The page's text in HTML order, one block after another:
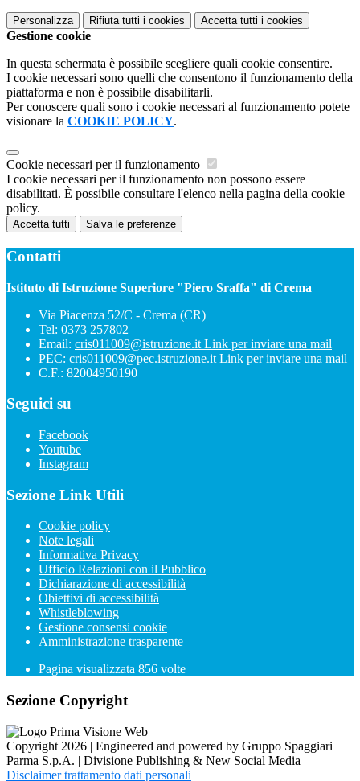
Personalizza Rifiuta tutti i cookies Accetta tutti i cookies
Gestione cookie
In questa schermata è possibile scegliere quali cookie consentire.
I cookie necessari sono quelli che consentono il funzionamento della
piattaforma e non è possibile disabilitarli.
Per conoscere quali sono i cookie necessari al funzionamento potete
visionare la COOKIE POLICY.
Cookie necessari per il funzionamento
I cookie necessari per il funzionamento non possono essere
disabilitati. È possibile consultare l'elenco nella pagina della cookie
policy.
Accetta tutti Salva le preferenze
Contatti
Istituto di Istruzione Superiore "Piero Sraffa" di Crema
Via Piacenza 52/C - Crema (CR)
Tel: 0373 257802
Email: cris011009@istruzione.it Link per inviare una mail
PEC: cris011009@pec.istruzione.it Link per inviare una mail
C.F.: 82004950190
Seguici su
Facebook
Youtube
Instagram
Sezione Link Utili
Cookie policy
Note legali
Informativa Privacy
Ufficio Relazioni con il Pubblico
Dichiarazione di accessibilità
Obiettivi di accessibilità
Whistleblowing
Gestione consensi cookie
Amministrazione trasparente
Pagina visualizzata 856 volte
Sezione Copyright
Copyright 2026 | Engineered and powered by Gruppo Spaggiari
Parma S.p.A. | Divisione Publishing & New Social Media
Disclaimer trattamento dati personali